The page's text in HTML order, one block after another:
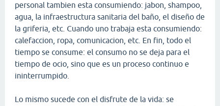
personal tambien esta consumiendo: jabon, shampoo,
agua, la infraestructura sanitaria del baño, el diseño de
la griferia, etc. Cuando uno trabaja esta consumiendo:
calefaccion, ropa, comunicacion, etc. En fin, todo el
tiempo se consume: el consumo no se deja para el
tiempo de ocio, sino que es un proceso continuo e
ininterrumpido.
Lo mismo sucede con el disfrute de la vida: se